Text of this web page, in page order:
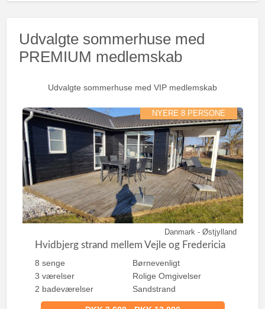
Udvalgte sommerhuse med
PREMIUM medlemskab
Udvalgte sommerhuse med VIP medlemskab
NYERE 8 PERSONE
Danmark - Østjylland
Hvidbjerg strand mellem Vejle og Fredericia
8 senge
3 værelser
2 badeværelser
Børnevenligt
Rolige Omgivelser
Sandstrand